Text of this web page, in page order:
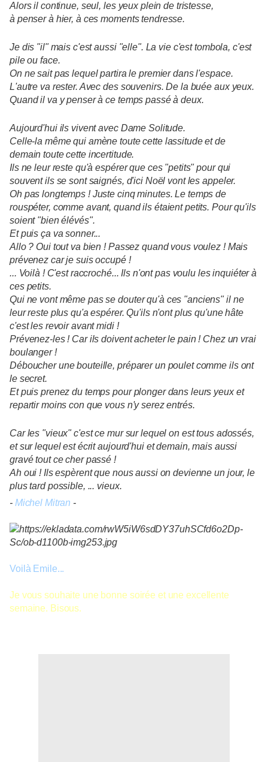
Alors il continue, seul, les yeux plein de tristesse,
à penser à hier, à ces moments tendresse.
Je dis "il" mais c'est aussi "elle". La vie c'est tombola, c'est
pile ou face.
On ne sait pas lequel partira le premier dans l'espace.
L'autre va rester. Avec des souvenirs. De la buée aux yeux.
Quand il va y penser à ce temps passé à deux.
Aujourd'hui ils vivent avec Dame Solitude.
Celle-la même qui amène toute cette lassitude et de
demain toute cette incertitude.
Ils ne leur reste qu'à espérer que ces "petits" pour qui
souvent ils se sont saignés, d'ici Noël vont les appeler.
Oh pas longtemps ! Juste cinq minutes. Le temps de
rouspéter, comme avant, quand ils étaient petits. Pour qu'ils
soient "bien élévés".
Et puis ça va sonner...
Allo ? Oui tout va bien ! Passez quand vous voulez ! Mais
prévenez car je suis occupé !
... Voilà ! C'est raccroché... Ils n'ont pas voulu les inquiéter à
ces petits.
Qui ne vont même pas se douter qu'à ces "anciens" il ne
leur reste plus qu'a espérer. Qu'ils n'ont plus qu'une hâte
c'est les revoir avant midi !
Prévenez-les ! Car ils doivent acheter le pain ! Chez un vrai
boulanger !
Déboucher une bouteille, préparer un poulet comme ils ont
le secret.
Et puis prenez du temps pour plonger dans leurs yeux et
repartir moins con que vous n'y serez entrés.
Car les "vieux" c'est ce mur sur lequel on est tous adossés,
et sur lequel est écrit aujourd'hui et demain, mais aussi
gravé tout ce cher passé !
Ah oui ! Ils espèrent que nous aussi on devienne un jour, le
plus tard possible, ... vieux.
- Michel Mitran -
Voilà Emile...
Je vous souhaite une bonne soirée et une excellente
semaine. Bisous.